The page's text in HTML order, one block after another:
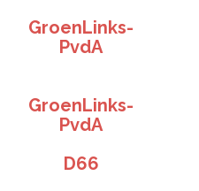
GroenLinks-
PvdA
GroenLinks-
PvdA
D66